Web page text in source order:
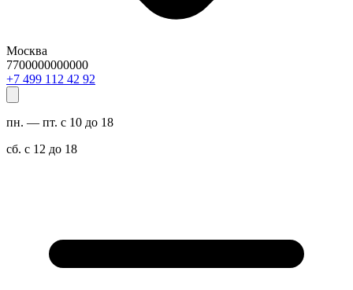
Москва
7700000000000
29 24 211 994 7+
пн. — пт. с 10 до 18
сб. с 12 до 18